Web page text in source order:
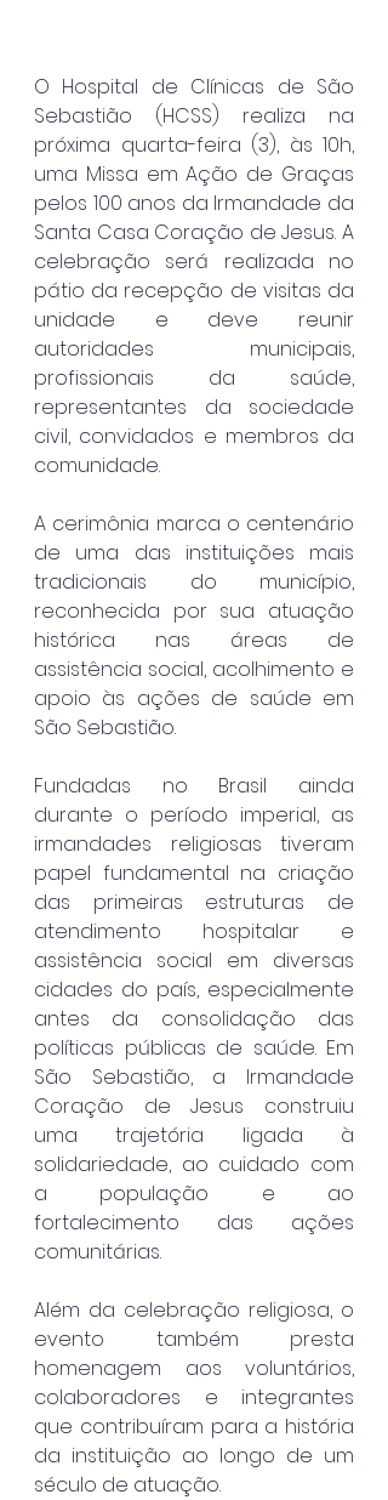
O Hospital de Clínicas de São
Sebastião (HCSS) realiza na
próxima quarta-feira (3), às 10h,
uma Missa em Ação de Graças
pelos 100 anos da Irmandade da
Santa Casa Coração de Jesus. A
celebração será realizada no
pátio da recepção de visitas da
unidade e deve reunir
autoridades municipais,
profissionais da saúde,
representantes da sociedade
civil, convidados e membros da
comunidade.
A cerimônia marca o centenário
de uma das instituições mais
tradicionais do município,
reconhecida por sua atuação
histórica nas áreas de
assistência social, acolhimento e
apoio às ações de saúde em
São Sebastião.
Fundadas no Brasil ainda
durante o período imperial, as
irmandades religiosas tiveram
papel fundamental na criação
das primeiras estruturas de
atendimento hospitalar e
assistência social em diversas
cidades do país, especialmente
antes da consolidação das
políticas públicas de saúde. Em
São Sebastião, a Irmandade
Coração de Jesus construiu
uma trajetória ligada à
solidariedade, ao cuidado com
a população e ao
fortalecimento das ações
comunitárias.
Além da celebração religiosa, o
evento também presta
homenagem aos voluntários,
colaboradores e integrantes
que contribuíram para a história
da instituição ao longo de um
século de atuação.